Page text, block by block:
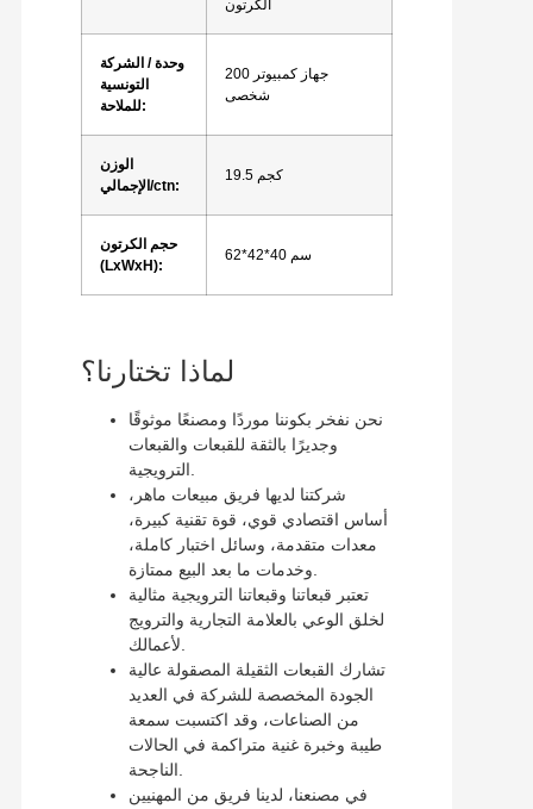
الكرتون
وحدة / الشركة
التونسية
للملاحة:
200 جهاز كمبيوتر
شخصى
الوزن
الإجمالي/ctn:
19.5 كجم
حجم الكرتون
(LxWxH):
62*42*40 سم
لماذا تختارنا؟
نحن نفخر بكوننا موردًا ومصنعًا موثوقًا
وجديرًا بالثقة للقبعات والقبعات
الترويجية.
شركتنا لديها فريق مبيعات ماهر،
أساس اقتصادي قوي، قوة تقنية كبيرة،
معدات متقدمة، وسائل اختبار كاملة،
وخدمات ما بعد البيع ممتازة.
تعتبر قبعاتنا وقبعاتنا الترويجية مثالية
لخلق الوعي بالعلامة التجارية والترويج
لأعمالك.
تشارك القبعات الثقيلة المصقولة عالية
الجودة المخصصة للشركة في العديد
من الصناعات، وقد اكتسبت سمعة
طيبة وخبرة غنية متراكمة في الحالات
الناجحة.
في مصنعنا، لدينا فريق من المهنيين